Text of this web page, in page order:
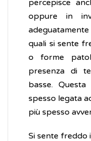
percepisce
oppure in
quali si sente
o forme
presenza di
basse.
spesso legata
più spesso
Si sente freddo